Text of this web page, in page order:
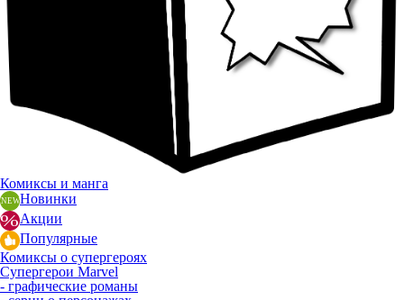
Комиксы и манга
Новинки
Акции
Популярные
Комиксы о супергероях
Супергерои Marvel
- графические романы